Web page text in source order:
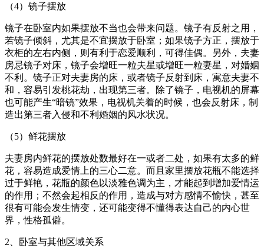
（4）镜子摆放
镜子在卧室内如果摆放不当也会带来问题。镜子有反射之用，
若镜子倾斜，尤其是不宜摆放于卧室；如果镜子方正，摆放于
衣柜的左右内侧，则有利于恋爱顺利，可得佳偶。另外，夫妻
房忌镜子对床，镜子会增旺一粒夫星或增旺一粒妻星，对婚姻
不利。镜子正对夫妻房的床，或者镜子反射到床，寓意夫妻不
和，容易引发桃花劫，出现第三者。除了镜子，电视机的屏幕
也可能产生“暗镜”效果，电视机关着的时候，也会反射床，制
造出第三者入侵和不利婚姻的风水状况。
（5）鲜花摆放
夫妻房内鲜花的摆放处数最好在一或者二处，如果有太多的鲜
花，容易造成爱情上的三心二意。而且家里摆放花瓶不能选择
过于鲜艳，花瓶的颜色以淡雅色调为主，才能起到增加爱情运
的作用；不然会起相反的作用，造成与对方感情不愉快，甚至
很有可能会发生情变，还可能变得不懂得表达自己的内心世
界，性格孤僻。
2、卧室与其他区域关系